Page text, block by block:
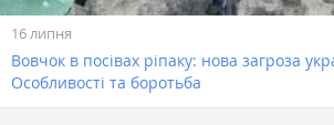
16 липня
Вовчок в посівах ріпаку: нова загроза
Особливості та боротьба